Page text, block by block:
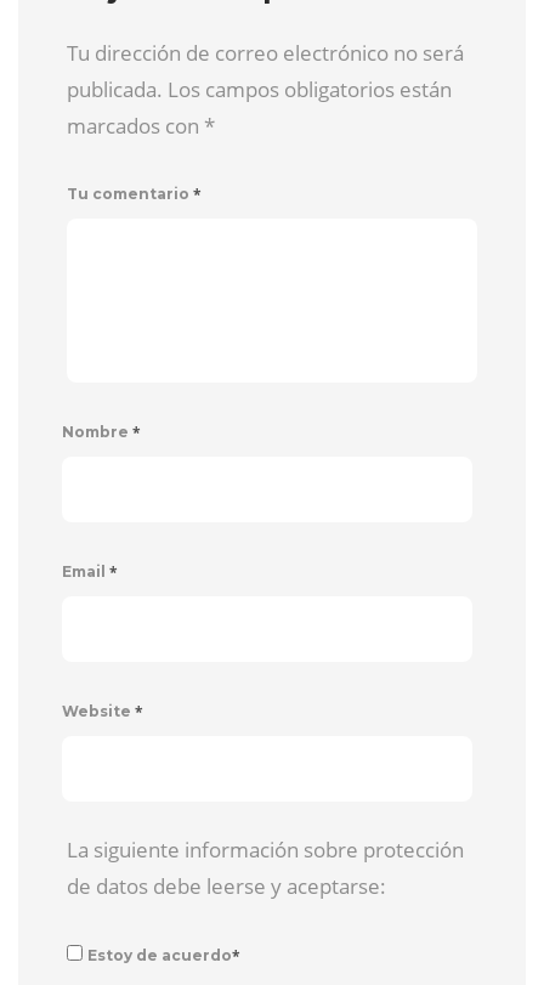
Tu dirección de correo electrónico no será
publicada. Los campos obligatorios están
marcados con *
Tu comentario *
Nombre *
Email *
Website *
La siguiente información sobre protección
de datos debe leerse y aceptarse:
Estoy de acuerdo*